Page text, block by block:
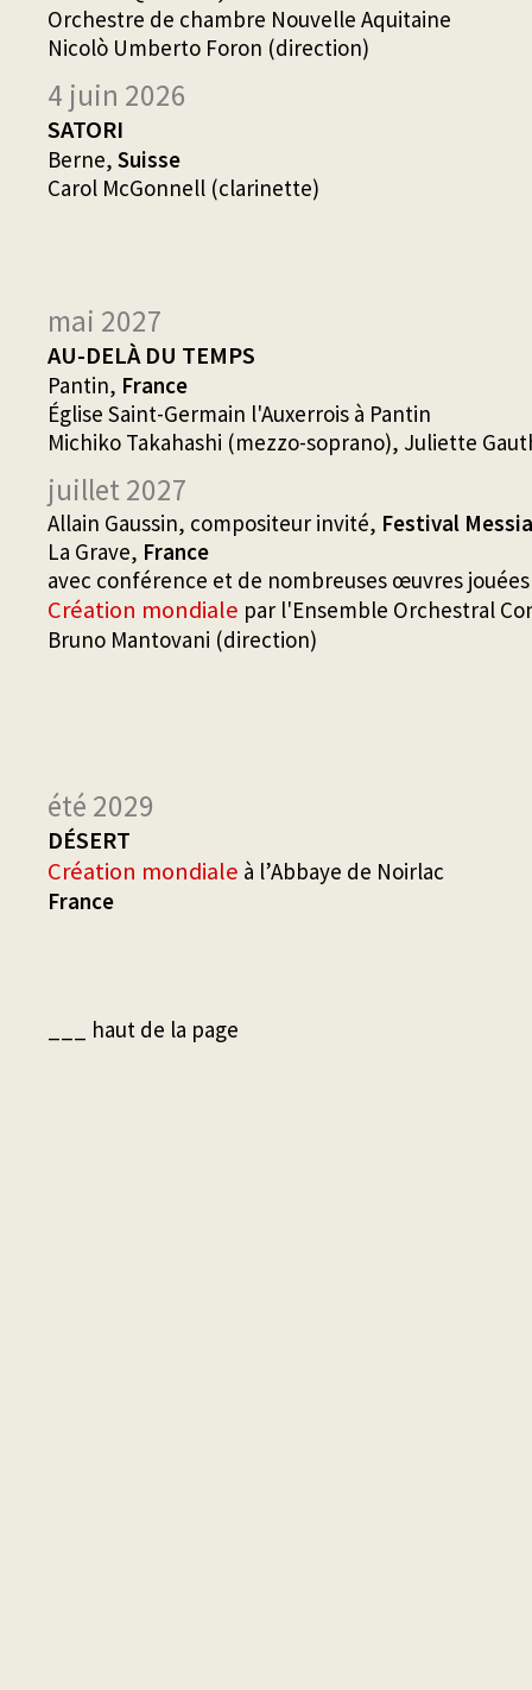
Orchestre de chambre Nouvelle Aquitaine
Nicolò Umberto Foron (direction)
4 juin 2026
SATORI
Berne, Suisse
Carol McGonnell (clarinette)
mai 2027
AU-DELÀ DU TEMPS
Pantin, France
Église Saint-Germain l'Auxerrois à Pantin
Michiko Takahashi (mezzo-soprano), Juliette
juillet 2027
Allain Gaussin, compositeur invité, Festival
La Grave, France
avec conférence et de nombreuses œuvres jouées
Création mondiale par l'Ensemble Orchestral
Bruno Mantovani (direction)
été 2029
DÉSERT
Création mondiale à l’Abbaye de Noirlac
France
___ haut de la page